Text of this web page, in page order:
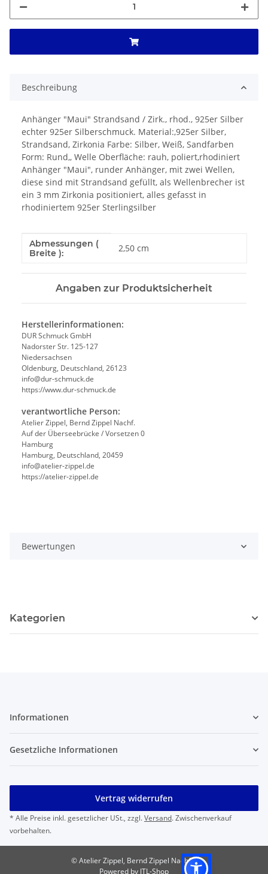
Beschreibung
Anhänger "Maui" Strandsand / Zirk., rhod., 925er Silber
echter 925er Silberschmuck. Material:,925er Silber,
Strandsand, Zirkonia Farbe: Silber, Weiß, Sandfarben
Form: Rund,, Welle Oberfläche: rauh, poliert,rhodiniert
Anhänger "Maui", runder Anhänger, mit zwei Wellen,
diese sind mit Strandsand gefüllt, als Wellenbrecher ist
ein 3 mm Zirkonia positioniert, alles gefasst in
rhodiniertem 925er Sterlingsilber
Produkteigenschaft
Wert
Abmessungen (
Breite ):
2,50 cm
Angaben zur Produktsicherheit
Herstellerinformationen:
DUR Schmuck GmbH
Nadorster Str. 125-127
Niedersachsen
Oldenburg, Deutschland, 26123
info@dur-schmuck.de
https://www.dur-schmuck.de
verantwortliche Person:
Atelier Zippel, Bernd Zippel Nachf.
Auf der Überseebrücke / Vorsetzen 0
Hamburg
Hamburg, Deutschland, 20459
info@atelier-zippel.de
https://atelier-zippel.de
Bewertungen
Kategorien
Informationen
Gesetzliche Informationen
Vertrag widerrufen
* Alle Preise inkl. gesetzlicher USt., zzgl.Versand. Zwischenverkauf
vorbehalten.
© Atelier Zippel, Bernd Zippel Nachf.
Powered by JTL-Shop